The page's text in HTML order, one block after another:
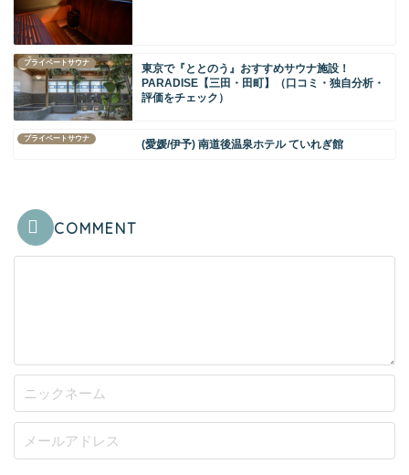
プライベートサウナ
東京で『ととのう』おすすめサウナ施設！
PARADISE【三田・田町】（口コミ・独自分析・
評価をチェック）
プライベートサウナ (愛媛/伊予) 南道後温泉ホテル ていれぎ館
COMMENT